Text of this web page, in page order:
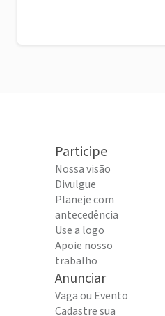
Participe
Nossa visão
Divulgue
Planeje com
antecedência
Use a logo
Apoie nosso
trabalho
Anunciar
Vaga ou Evento
Cadastre sua